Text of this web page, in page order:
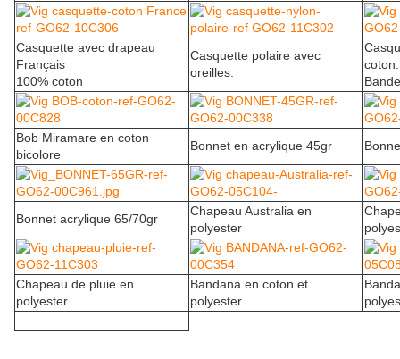
Casquette avec drapeau
Français
100% coton
Casquette polaire avec
oreilles.
coton.
Bob Miramare en coton
bicolore
Bonnet en acrylique 45gr
Bonnet acrylique 65/70gr
Chapeau Australia en
polyester
Chapeau de pluie en
polyester
Bandana en coton et
polyester